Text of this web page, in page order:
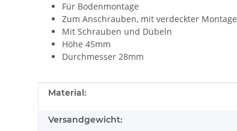
Für Bodenmontage
Zum Anschrauben, mit verdeckter Montage
Mit Schrauben und Dübeln
Höhe 45mm
Durchmesser 28mm
Produkteigenschaft
Wert
Material:
Versandgewicht: